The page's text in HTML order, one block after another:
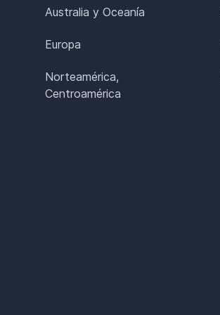
Australia y Oceanía
Europa
Norteamérica,
Centroamérica